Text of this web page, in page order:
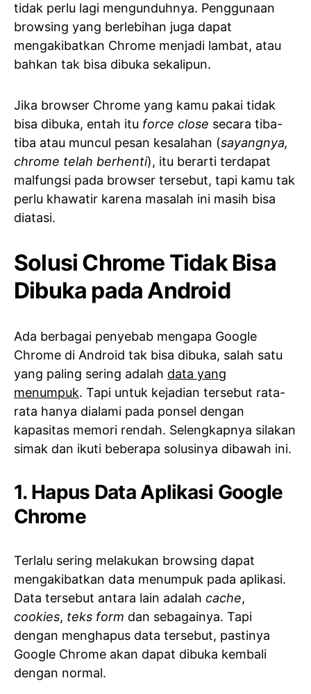
tidak perlu lagi mengunduhnya. Penggunaan
browsing yang berlebihan juga dapat
mengakibatkan Chrome menjadi lambat, atau
bahkan tak bisa dibuka sekalipun.
Jika browser Chrome yang kamu pakai tidak
bisa dibuka, entah itu force close secara tiba-
tiba atau muncul pesan kesalahan (sayangnya,
chrome telah berhenti), itu berarti terdapat
malfungsi pada browser tersebut, tapi kamu tak
perlu khawatir karena masalah ini masih bisa
diatasi.
Solusi Chrome Tidak Bisa
Dibuka pada Android
Ada berbagai penyebab mengapa Google
Chrome di Android tak bisa dibuka, salah satu
yang paling sering adalah data yang
menumpuk. Tapi untuk kejadian tersebut rata-
rata hanya dialami pada ponsel dengan
kapasitas memori rendah. Selengkapnya silakan
simak dan ikuti beberapa solusinya dibawah ini.
1. Hapus Data Aplikasi Google
Chrome
Terlalu sering melakukan browsing dapat
mengakibatkan data menumpuk pada aplikasi.
Data tersebut antara lain adalah cache,
cookies, teks form dan sebagainya. Tapi
dengan menghapus data tersebut, pastinya
Google Chrome akan dapat dibuka kembali
dengan normal.